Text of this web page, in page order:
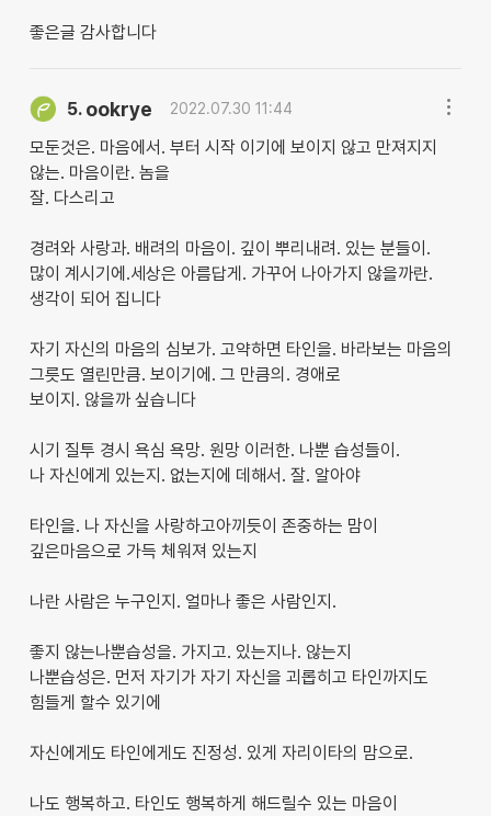
좋은글 감사합니다
5. ookrye 2022.07.30 11:44
모둔것은. 마음에서. 부터 시작 이기에 보이지 않고 만져지지
않는. 마음이란. 놈을
잘. 다스리고
경려와 사랑과. 배려의 마음이. 깊이 뿌리내려. 있는 분들이.
많이 계시기에.세상은 아름답게. 가꾸어 나아가지 않을까란.
생각이 되어 집니다
자기 자신의 마음의 심보가. 고약하면 타인을. 바라보는 마음의
그릇도 열린만큼. 보이기에. 그 만큼의. 경애로
보이지. 않을까 싶습니다
시기 질투 경시 욕심 욕망. 원망 이러한. 나뿐 습성들이.
나 자신에게 있는지. 없는지에 데해서. 잘. 알아야
타인을. 나 자신을 사랑하고아끼듯이 존중하는 맘이
깊은마음으로 가득 체워져 있는지
나란 사람은 누구인지. 얼마나 좋은 사람인지.
좋지 않는나뿐습성을. 가지고. 있는지나. 않는지
나뿐습성은. 먼저 자기가 자기 자신을 괴롭히고 타인까지도
힘들게 할수 있기에
자신에게도 타인에게도 진정성. 있게 자리이타의 맘으로.
나도 행복하고. 타인도 행복하게 해드릴수 있는 마음이